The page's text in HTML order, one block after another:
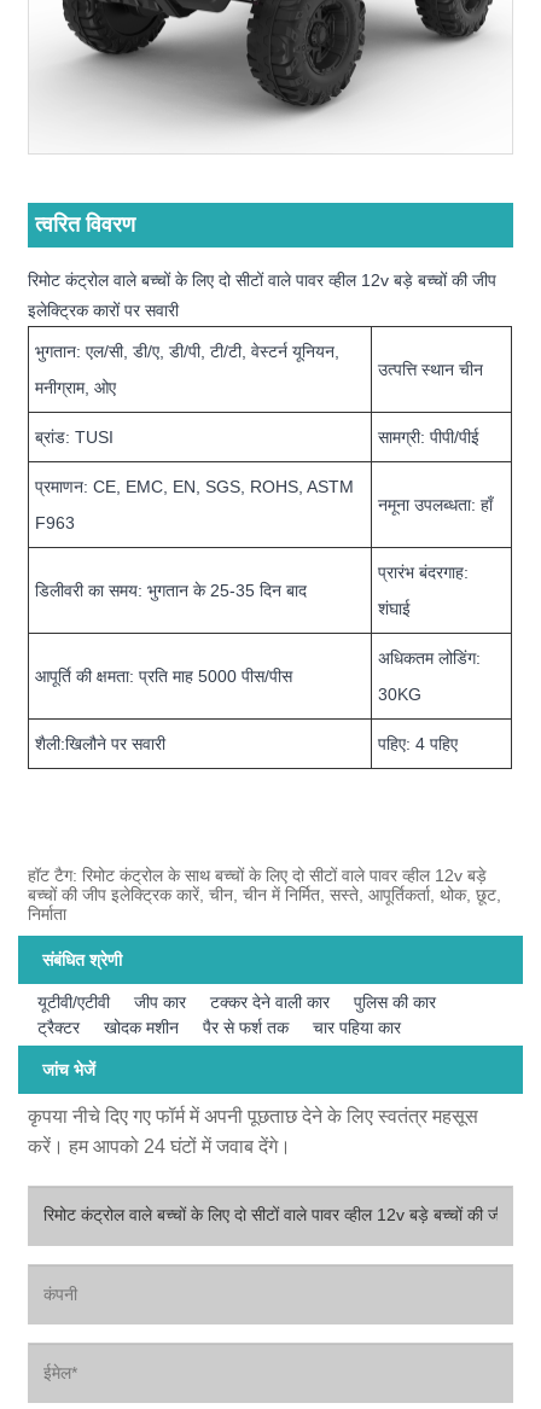
त्वरित विवरण
रिमोट कंट्रोल वाले बच्चों के लिए दो सीटों वाले पावर व्हील 12v बड़े बच्चों की जीप
इलेक्ट्रिक कारों पर सवारी
भुगतान: एल/सी, डी/ए, डी/पी, टी/टी, वेस्टर्न यूनियन,
मनीग्राम, ओए
उत्पत्ति स्थान चीन
ब्रांड: TUSI सामग्री: पीपी/पीई
प्रमाणन: CE, EMC, EN, SGS, ROHS, ASTM
F963
नमूना उपलब्धता: हाँ
डिलीवरी का समय: भुगतान के 25-35 दिन बाद
प्रारंभ बंदरगाह:
शंघाई
आपूर्ति की क्षमता: प्रति माह 5000 पीस/पीस
अधिकतम लोडिंग:
30KG
शैली:खिलौने पर सवारी पहिए: 4 पहिए
हॉट टैग: रिमोट कंट्रोल के साथ बच्चों के लिए दो सीटों वाले पावर व्हील 12v बड़े
बच्चों की जीप इलेक्ट्रिक कारें, चीन, चीन में निर्मित, सस्ते, आपूर्तिकर्ता, थोक, छूट,
निर्माता
संबंधित श्रेणी
यूटीवी/एटीवी जीप कार टक्कर देने वाली कार
पुलिस की कार
ट्रैक्टर
खोदक मशीन पैर से फर्श तक चार पहिया कार
जांच भेजें
कृपया नीचे दिए गए फॉर्म में अपनी पूछताछ देने के लिए स्वतंत्र महसूस
करें। हम आपको 24 घंटों में जवाब देंगे।